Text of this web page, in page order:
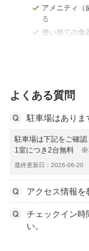
アメニティ（
る
使い捨ての食
よくある質問
駐車場はありま
駐車場は下記をご確認
1室につき2台無料 ※3
最終更新日：2026-06-20
アクセス情報を
チェックイン時
い。